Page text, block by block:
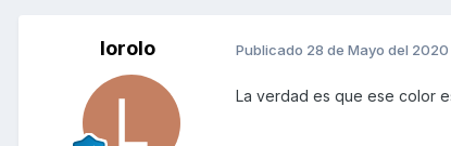
lorolo Publicado 28 de Mayo del 2020
La verdad es que ese color